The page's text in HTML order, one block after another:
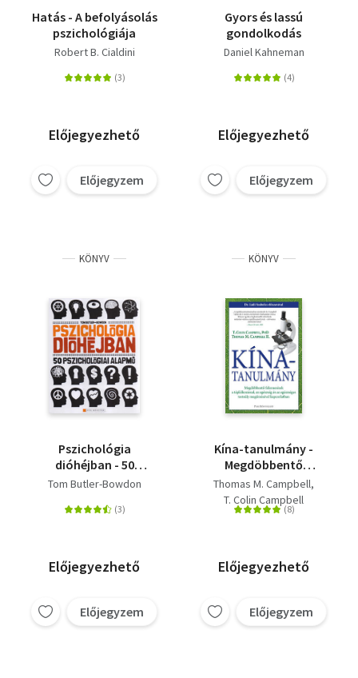
Hatás - A befolyásolás
pszichológiája
Robert B. Cialdini
Előjegyezhető
Előjegyzem
Gyors és lassú
gondolkodás
Daniel Kahneman
Előjegyezhető
Előjegyzem
KÖNYV
Pszichológia
dióhéjban - 50
pszichológiai alapmű
Tom Butler-Bowdon
Előjegyezhető
Előjegyzem
KÖNYV
Kína-tanulmány -
Megdöbbentő
felismerések a
táplálkozással, az
egészség és az
kapcsolatban
Thomas M. Campbell
T. Colin Campbell
Előjegyezhető
Előjegyzem